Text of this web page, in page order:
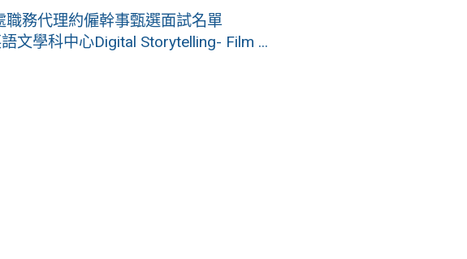
務代理約僱幹事甄選面試名單
文學科中心Digital Storytelling- Film ...